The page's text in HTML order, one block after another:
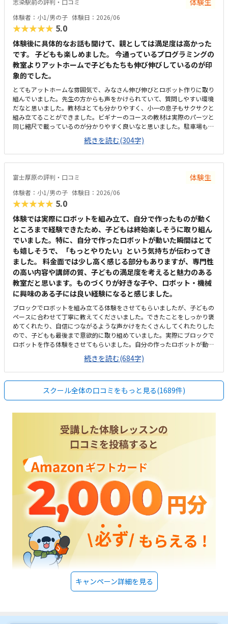
志染駅前の評判・口コミ
体験者：小1/男の子 体験日：2026/06
★★★★★ 5.0
体験後に具体的なお話も聞けて、親としては満足度は高かった
です。 子どもも楽しめました。 今通っているプログラミングの
教室よりアットホームで子どもたちも伸び伸びしているのが印
象的でした。
とてもアットホームな雰囲気で、みなさん伸び伸びとロボット作りに取り
組んでいました。先生の方からも声をかけられていて、質問しやすい環境
だなと思いました。教材はとても分かりやすく、小一の息子もサクサクと
組み立てることができました。ビギナーのコースの教材は実際のパーツと
同じ縮尺で載っているのが分かりやすく良いなと思いました。駐車場も完
備されており雨の日にも濡れずに教室まで行けるのはとても便利だと思い
ました。また駅近なのもよいです。アットホームで良かったです。広さも
十分で、設備も整っており、集中できる環境だと思いました。妥当な金額
だと思いました。内容的にも授業回数も月2回ということでちょうど良い
続きを読む(304字)
富士厚原の評判・口コミ 体験生
体験者：小1/男の子 体験日：2026/06
★★★★★ 5.0
体験では実際にロボットを組み立て、自分で作ったものが動く
ところまで経験できたため、子どもは終始楽しそうに取り組ん
でいました。特に、自分で作ったロボットが動いた瞬間はとて
も嬉しそうで、「もっとやりたい」という気持ちが伝わってき
ました。 料金面では少し高く感じる部分もありますが、専門性
の高い内容や講師の質、子どもの満足度を考えると魅力のある
教室だと思います。ものづくりが好きな子や、ロボット・機械
に興味のある子には良い経験になると感じました。
ブロックでロボットを組み立てる体験をさせてもらいましたが、子どもの
ペースに合わせて丁寧に教えてくださいました。できたことをしっかり褒
めてくれたり、自信につながるような声かけをたくさんしてくれたりした
ので、子どもも最後まで意欲的に取り組めていました。実際にブロックで
ロボットを作る体験をさせてもらいました。自分の作ったロボットが動い
た時はとても嬉しそうでした。学年が上がるにつれ扱うブロック数が増え
てもっと複雑なロボットが作れること、「ロボットにどう動いて欲しいか
ら指示をする」プログラミングが学べる点が魅力的でした。普段あまり通
らない場所だったため、最初は少し場所が分かりにくく感じました。車通
りは多くないので、駐車場の出し入れなどに不便は感じませんでした。施
設はとても清潔感があり、整理整頓もされていて、子どもが安心して学べ
はあります。しかし他のロボット教室も同じくらいの金額なので専門的な
指導内容を考えると、価値はあると感じています。子どもが自分で組み立
てたロボットが実際に動くのを見て、とても嬉しそうにしていたのが印象
的でした。作るだけでなく、「動く」という達成感を味わえるのが良いと
思います。また電気や機械に精通した会社が運営している点に安心感があ
りました。講師の方も現役のSEとのことで、専門知識を持った方から学べ
るのは大きな魅力だと感じました。教室の雰囲気も落ち着いており、子ど
もが集中して取り組める環境だったと思います。
続きを読む(684字)
スクール全体の口コミをもっと見る(1689件)
キャンペーン詳細を見る